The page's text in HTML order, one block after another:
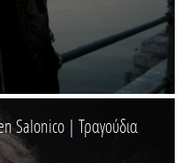
Salonico | Τραγούδια